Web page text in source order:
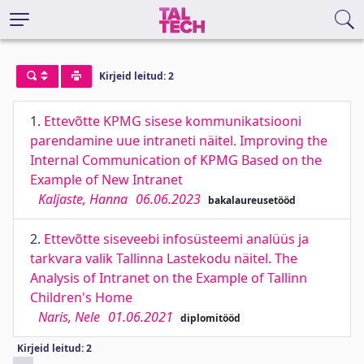
Kirjeid leitud: 2
1. Ettevõtte KPMG sisese kommunikatsiooni
parendamine uue intraneti näitel. Improving the
Internal Communication of KPMG Based on the
Example of New Intranet
Kaljaste, Hanna 06.06.2023 bakalaureusetööd
2. Ettevõtte siseveebi infosüsteemi analüüs ja
tarkvara valik Tallinna Lastekodu näitel. The
Analysis of Intranet on the Example of Tallinn
Children's Home
Naris, Nele 01.06.2021 diplomitööd
Kirjeid leitud: 2